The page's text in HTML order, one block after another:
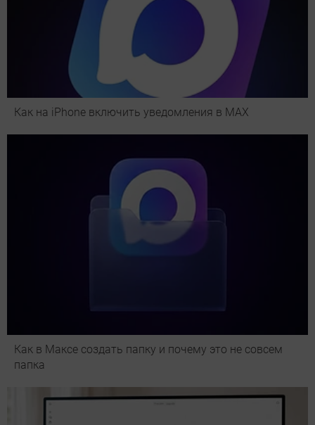
Как на iPhone включить уведомления в MAX
Как в Максе создать папку и почему это не совсем
папка